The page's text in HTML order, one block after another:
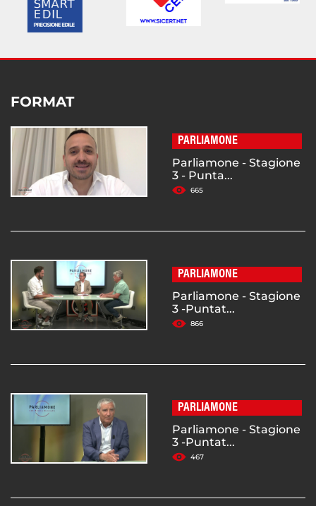
FORMAT
PARLIAMONE
Parliamone - Stagione
3 - Punta...
665
PARLIAMONE
Parliamone - Stagione
3 -Puntat...
866
PARLIAMONE
Parliamone - Stagione
3 -Puntat...
467